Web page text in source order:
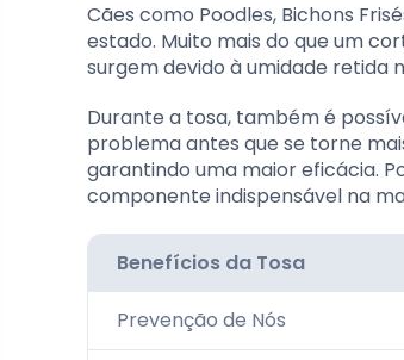
Cães como Poodles, Bichons
estado. Muito mais do que um
surgem devido à umidade retida
Durante a tosa, também é
problema antes que se torne
garantindo uma maior eficácia.
componente indispensável na
Benefícios da Tosa
Prevenção de Nós